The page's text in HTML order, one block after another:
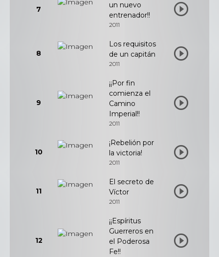
7
un nuevo
entrenador!!
2011
8
Los requisitos
de un capitán
2011
9
¡¡Por fin
comienza el
Camino
Imperial!!
2011
10
¡Rebelión por
la victoria!
2011
11
El secreto de
Víctor
2011
12
¡¡Espíritus
Guerreros en
el Poderosa
Fe!!